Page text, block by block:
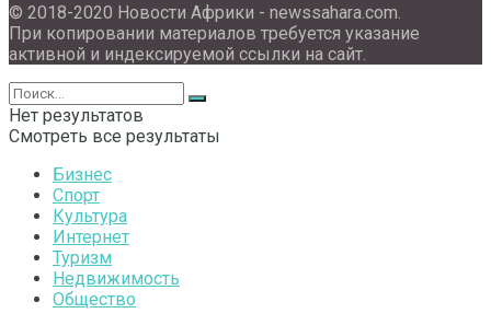
© 2018-2020 Новости Африки - newssahara.com.
При копировании материалов требуется указание
активной и индексируемой ссылки на сайт.
Нет результатов
Смотреть все результаты
Бизнес
Спорт
Культура
Интернет
Туризм
Недвижимость
Общество